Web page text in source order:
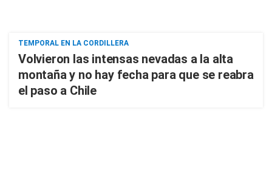
TEMPORAL EN LA CORDILLERA
Volvieron las intensas nevadas a la alta
montaña y no hay fecha para que se reabra
el paso a Chile